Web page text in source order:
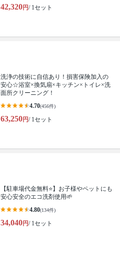
42,320円/ 1セット
洗浄の技術に自信あり！損害保険加入の
安心☆浴室×換気扇×キッチン×トイレ×洗
面所クリーニング！
4.70(456件)
63,250円/ 1セット
【駐車場代金無料⭐️】お子様やペットにも
安心安全のエコ洗剤使用🌱
4.80(134件)
34,040円/ 1セット